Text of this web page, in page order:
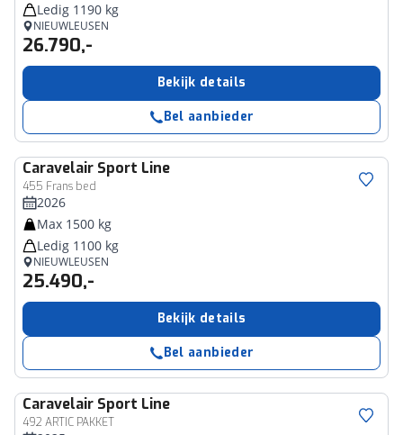
Ledig 1190 kg
NIEUWLEUSEN
26.790,-
Bekijk details
Bel aanbieder
Caravelair Sport Line
455 Frans bed
2026
Max 1500 kg
Ledig 1100 kg
NIEUWLEUSEN
25.490,-
Bekijk details
Bel aanbieder
Caravelair Sport Line
492 ARTIC PAKKET